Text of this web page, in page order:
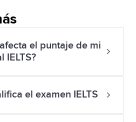
el puntaje de mi
IELTS?
el examen IELTS